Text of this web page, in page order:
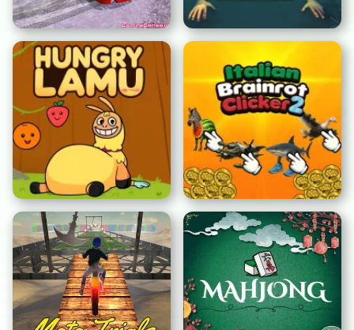
Drift Chasseurs Pro Effets Secondaires